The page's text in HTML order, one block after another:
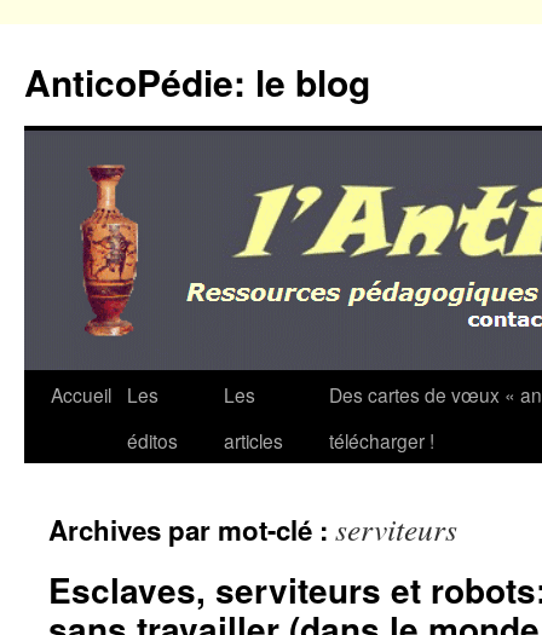
contenu
AnticoPédie: le blog
Accueil
Les
éditos
Les
articles
Des cartes de vœux «
télécharger !
Archives par mot-clé : serviteurs
Esclaves, serviteurs et